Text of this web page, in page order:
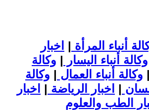
أنباء المرأة | اخبار
وكالة أنباء اليسار | وكالة
| وكالة أنباء العمال | وكالة
| اخبار الرياضة | اخبار